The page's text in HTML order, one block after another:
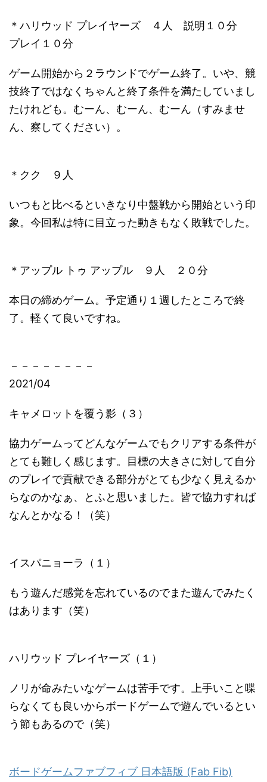
＊ハリウッド プレイヤーズ ４人 説明１０分
プレイ１０分
ゲーム開始から２ラウンドでゲーム終了。いや、競
技終了ではなくちゃんと終了条件を満たしていまし
たけれども。むーん、むーん、むーん（すみませ
ん、察してください）。
＊クク ９人
いつもと比べるといきなり中盤戦から開始という印
象。今回私は特に目立った動きもなく敗戦でした。
＊アップル トゥ アップル ９人 ２０分
本日の締めゲーム。予定通り１週したところで終
了。軽くて良いですね。
－－－－－－－－
2021/04
キャメロットを覆う影（３）
協力ゲームってどんなゲームでもクリアする条件が
とても難しく感じます。目標の大きさに対して自分
のプレイで貢献できる部分がとても少なく見えるか
らなのかなぁ、とふと思いました。皆で協力すれば
なんとかなる！（笑）
イスパニョーラ（１）
もう遊んだ感覚を忘れているのでまた遊んでみたく
はあります（笑）
ハリウッド プレイヤーズ（１）
ノリが命みたいなゲームは苦手です。上手いこと喋
らなくても良いからボードゲームで遊んでいるとい
う節もあるので（笑）
ボードゲームファブフィブ 日本語版 (Fab Fib)